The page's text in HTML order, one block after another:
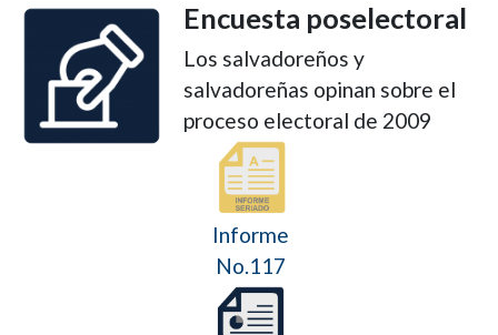
Encuesta poselectoral
Los salvadoreños y
salvadoreñas opinan sobre el
proceso electoral de 2009
Informe
No.117